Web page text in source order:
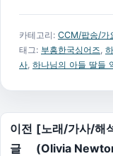
카테고리: CCM/팝송/가
태그: 부흥한국싱어즈,
사, 하나님의 아들 딸들
글 탐색
이전
글
[노래/가사/해
(Olivia